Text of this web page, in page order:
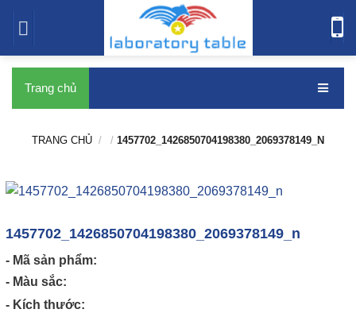
bàn thí nghiệm
Trang chủ
TRANG CHỦ / / 1457702_1426850704198380_2069378149_N
1457702_1426850704198380_2069378149_n
- Mã sản phẩm:
- Màu sắc:
- Kích thước: